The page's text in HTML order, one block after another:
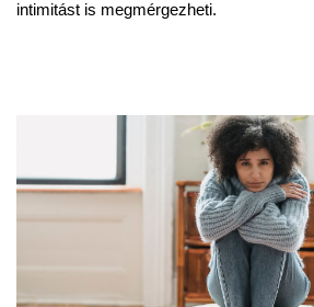
intimitást is megmérgezheti.